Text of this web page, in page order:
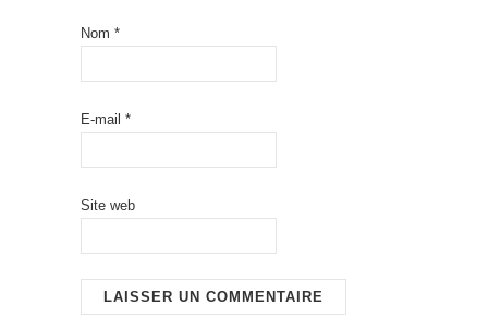
Nom *
E-mail *
Site web